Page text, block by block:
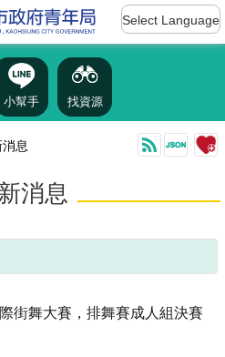
Select Language
小幫手 找資源
息
消息
街舞大賽，排舞賽成人組決賽